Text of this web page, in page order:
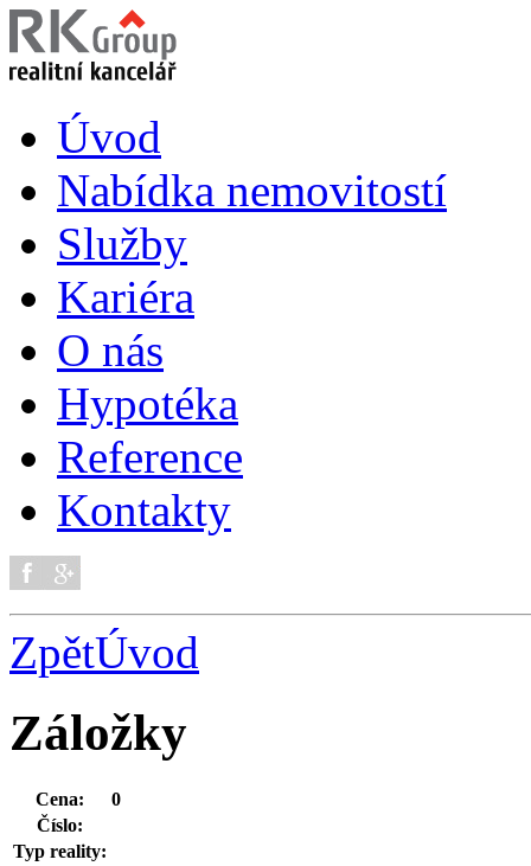
Úvod
Nabídka nemovitostí
Služby
Kariéra
O nás
Hypotéka
Reference
Kontakty
ZpětÚvod
Záložky
Cena:
0
Číslo:
Typ reality: